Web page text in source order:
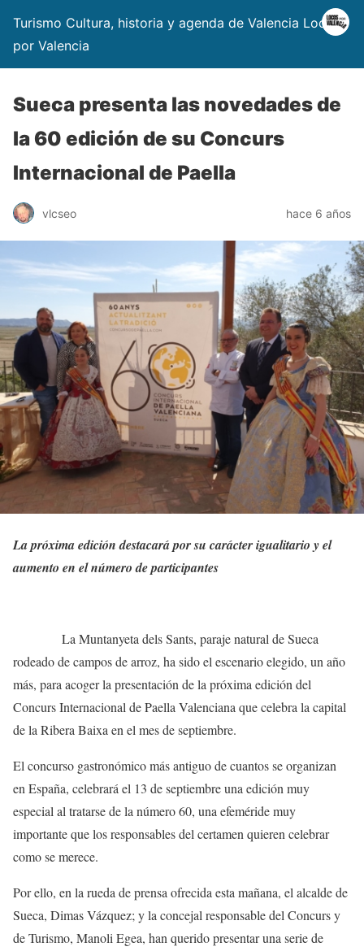
Turismo Cultura, historia y agenda de Valencia Locos
por Valencia
Sueca presenta las novedades de
la 60 edición de su Concurs
Internacional de Paella
vlcseo hace 6 años
La próxima edición destacará por su carácter igualitario y el
aumento en el número de participantes
La Muntanyeta dels Sants, paraje natural de Sueca
rodeado de campos de arroz, ha sido el escenario elegido, un año
más, para acoger la presentación de la próxima edición del
Concurs Internacional de Paella Valenciana que celebra la capital
de la Ribera Baixa en el mes de septiembre.
El concurso gastronómico más antiguo de cuantos se organizan
en España, celebrará el 13 de septiembre una edición muy
especial al tratarse de la número 60, una efeméride muy
importante que los responsables del certamen quieren celebrar
como se merece.
Por ello, en la rueda de prensa ofrecida esta mañana, el alcalde de
Sueca, Dimas Vázquez; y la concejal responsable del Concurs y
de Turismo, Manoli Egea, han querido presentar una serie de